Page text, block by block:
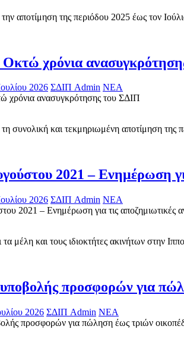
αποτίμηση της περιόδου 2025 έως τον
Οκτώ χρόνια
2026 ΣΔΙΠ Admin ΝΕΑ
συνολική και τεκμηριωμένη αποτίμηση της
2021 – Ενημέρωση
2026 ΣΔΙΠ Admin ΝΕΑ
μέλη και τους ιδιοκτήτες ακινήτων στην
προσφορών για
2026 ΣΔΙΠ Admin ΝΕΑ